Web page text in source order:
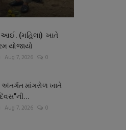
(મહિલા) ખાતે
યોજાયો
Aug 7, 2026 0
માંગરોળ ખાતે
Aug 7, 2026 0